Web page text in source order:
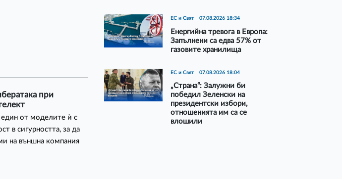
при
един от моделите ѝ с
в сигурността, за да
на външна компания
ЕС и Свят 07.08.2026 18:34
Енергийна тревога в Европа:
Запълнени са едва 57% от
газовите хранилища
ЕС и Свят 07.08.2026 18:04
„Страна“: Залужни би
победил Зеленски на
президентски избори,
отношенията им са се
влошили